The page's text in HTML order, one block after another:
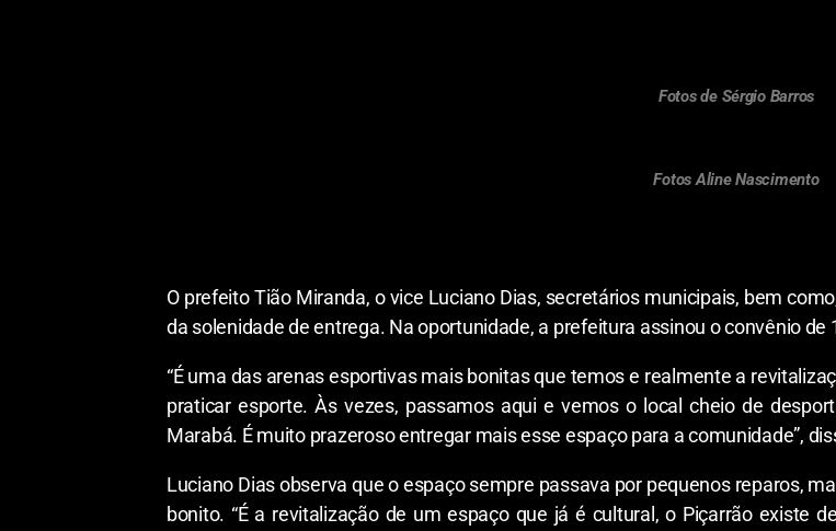
Fotos de Sérgio Barros
Fotos Aline Nascimento
O prefeito Tião Miranda, o vice Luciano Dias, secretários municipais, bem
da solenidade de entrega. Na oportunidade, a prefeitura assinou o convênio
“É uma das arenas esportivas mais bonitas que temos e realmente a
praticar esporte. Às vezes, passamos aqui e vemos o local cheio de
Marabá. É muito prazeroso entregar mais esse espaço para a comunidade”,
Luciano Dias observa que o espaço sempre passava por pequenos reparos,
bonito. “É a revitalização de um espaço que já é cultural, o Piçarrão existe